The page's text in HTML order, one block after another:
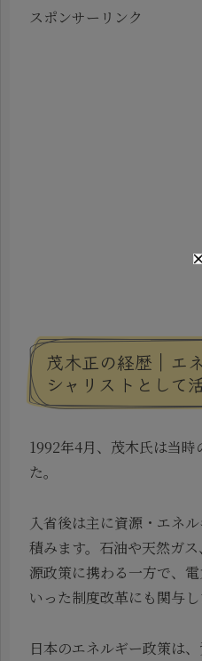
スポンサーリンク
茂木正の経歴｜エ
シャリストとして
1992年4月、茂木氏は当
た。
入省後は主に資源・エネ
積みます。石油や天然ガ
源政策に携わる一方で、
いった制度改革にも関与し
日本のエネルギー政策は